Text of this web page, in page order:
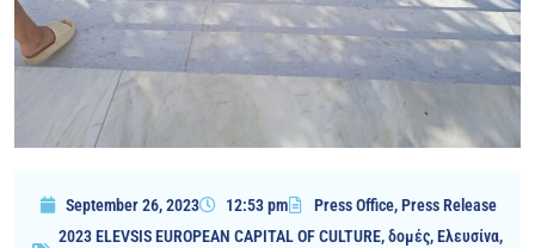
September 26, 2023 12:53 pm Press Office,Press Release
2023 ELEVSIS EUROPEAN CAPITAL OF CULTURE,δομές,Ελευσίνα,